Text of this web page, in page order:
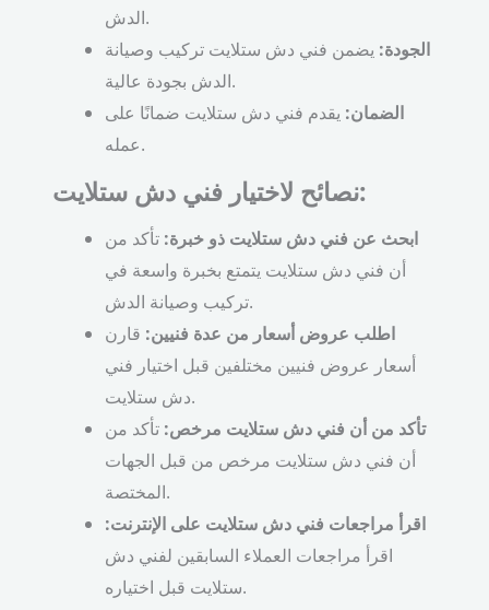
الدش.
الجودة: يضمن فني دش ستلايت تركيب وصيانة
الدش بجودة عالية.
الضمان: يقدم فني دش ستلايت ضمانًا على
عمله.
نصائح لاختيار فني دش ستلايت:
ابحث عن فني دش ستلايت ذو خبرة: تأكد من
أن فني دش ستلايت يتمتع بخبرة واسعة في
تركيب وصيانة الدش.
اطلب عروض أسعار من عدة فنيين: قارن
أسعار عروض فنيين مختلفين قبل اختيار فني
دش ستلايت.
تأكد من أن فني دش ستلايت مرخص: تأكد من
أن فني دش ستلايت مرخص من قبل الجهات
المختصة.
اقرأ مراجعات فني دش ستلايت على الإنترنت:
اقرأ مراجعات العملاء السابقين لفني دش
ستلايت قبل اختياره.